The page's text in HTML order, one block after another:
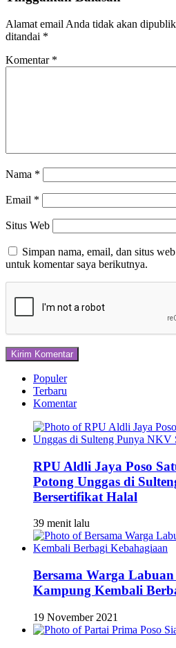
Alamat email Anda tidak akan
ditandai *
Komentar *
Nama *
Email *
Situs Web
Simpan nama, email, dan situs
untuk komentar saya berikutnya.
Populer
Terbaru
Komentar
RPU Aldli Jaya Poso
Potong Unggas di
Bersertifikat Halal
39 menit lalu
Bersama Warga
Kampung Kembali
19 November 2021